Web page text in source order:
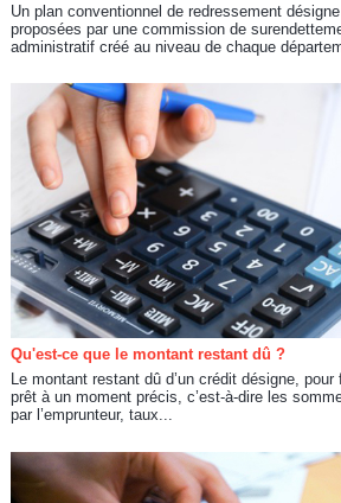
Un plan conventionnel de redressement
proposées par une commission de
administratif créé au niveau de chaque
Qu'est-ce que le montant restant dû ?
Le montant restant dû d’un crédit désigne, pour
prêt à un moment précis, c’est-à-dire les
par l’emprunteur, taux...